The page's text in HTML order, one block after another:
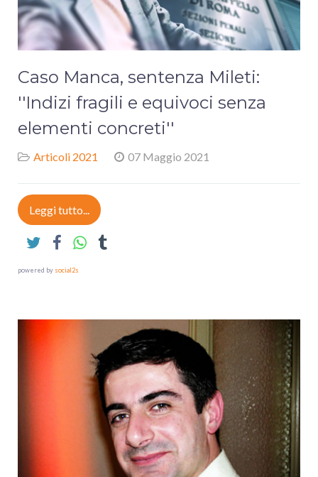
Caso Manca, sentenza Mileti:
''Indizi fragili e equivoci senza
elementi concreti''
Articoli 2021 07 Maggio 2021
Leggi tutto...
powered by social2s